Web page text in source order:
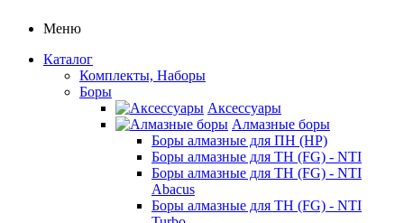
Меню
Каталог
Комплекты, Наборы
Боры
Аксессуары
Алмазные боры
Боры алмазные для ПН (HP)
Боры алмазные для ТН (FG) - NTI
Боры алмазные для ТН (FG) - NTI
Abacus
Боры алмазные для ТН (FG) - NTI